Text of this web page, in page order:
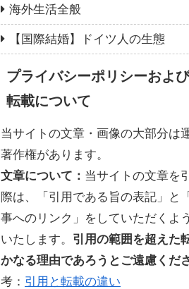
海外生活全般
【国際結婚】ドイツ人の生態
プライバシーポリシーおよ
転載について
当サイトの文章・画像の大部分は
著作権があります。
文章について： 当サイトの文章を
際は、「引用である旨の表記」と
事へのリンク」をしていただくよ
いたします。 引用の範囲を超えた
かなる理由であろうとご遠慮くだ
考： 引用と転載の違い